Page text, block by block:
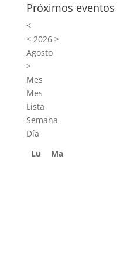
Próximos eventos
<
<2026 >
Agosto
>
Mes
Mes
Lista
Semana
Día
Lu
Ma